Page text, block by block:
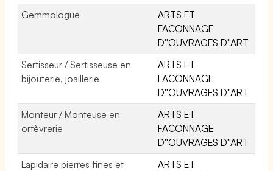
Gemmologue
ARTS ET
FACONNAGE
D''OUVRAGES D''ART
Sertisseur / Sertisseuse en
bijouterie, joaillerie
ARTS ET
FACONNAGE
D''OUVRAGES D''ART
Monteur / Monteuse en
orfèvrerie
ARTS ET
FACONNAGE
D''OUVRAGES D''ART
Lapidaire pierres fines et
ARTS ET